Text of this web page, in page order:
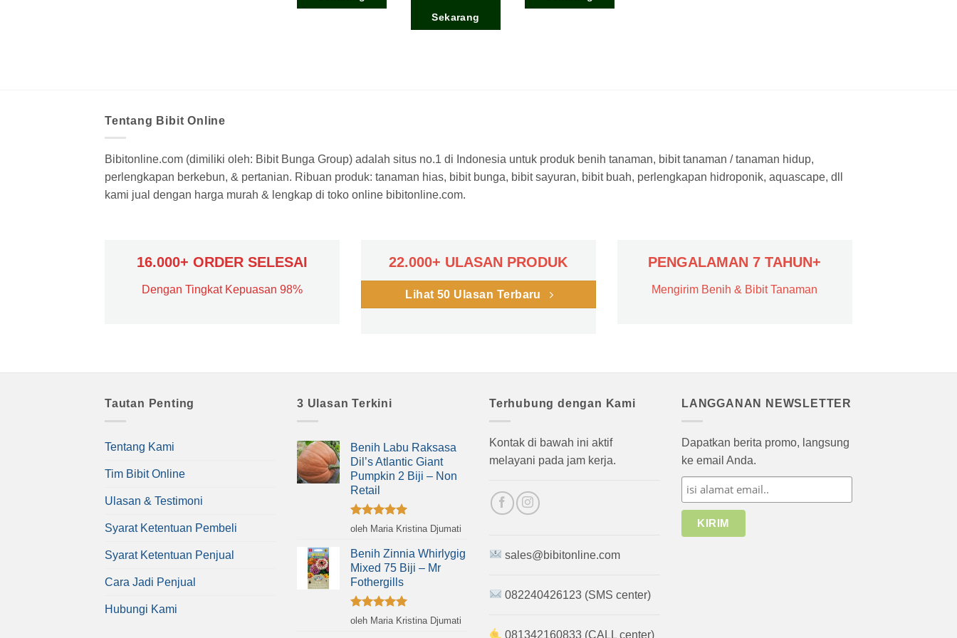
Sekarang
Tentang Bibit Online
Bibitonline.com (dimiliki oleh: Bibit Bunga Group) adalah situs no.1 di Indonesia untuk produk benih tanaman, bibit tanaman / tanaman hidup,
perlengkapan berkebun, & pertanian. Ribuan produk: tanaman hias, bibit bunga, bibit sayuran, bibit buah, perlengkapan hidroponik, aquascape, dll
kami jual dengan harga murah & lengkap di toko online bibitonline.com.
16.000+ ORDER SELESAI
Dengan Tingkat Kepuasan 98%
22.000+ ULASAN PRODUK
Lihat 50 Ulasan Terbaru
PENGALAMAN 7 TAHUN+
Mengirim Benih & Bibit Tanaman
Tautan Penting
Tentang Kami
Tim Bibit Online
Ulasan & Testimoni
Syarat Ketentuan Pembeli
Syarat Ketentuan Penjual
Cara Jadi Penjual
Hubungi Kami
3 Ulasan Terkini
Benih Labu Raksasa
Dil’s Atlantic Giant
Pumpkin 2 Biji – Non
Retail
Dinilai5
oleh Maria Kristina Djumati
Benih Zinnia Whirlygig
Mixed 75 Biji – Mr
Fothergills
Dinilai5
oleh Maria Kristina Djumati
Terhubung dengan Kami
Kontak di bawah ini aktif
melayani pada jam kerja.
sales@bibitonline.com
082240426123 (SMS center)
081342160833 (CALL center)
LANGGANAN NEWSLETTER
Dapatkan berita promo, langsung
ke email Anda.